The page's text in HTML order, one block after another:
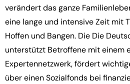
verändert das ganze
eine lange und intensive Zeit mit
Hoffen und Bangen. Die Die
unterstützt Betroffene mit einem
Expertennetzwerk, fördert
über einen Sozialfonds bei